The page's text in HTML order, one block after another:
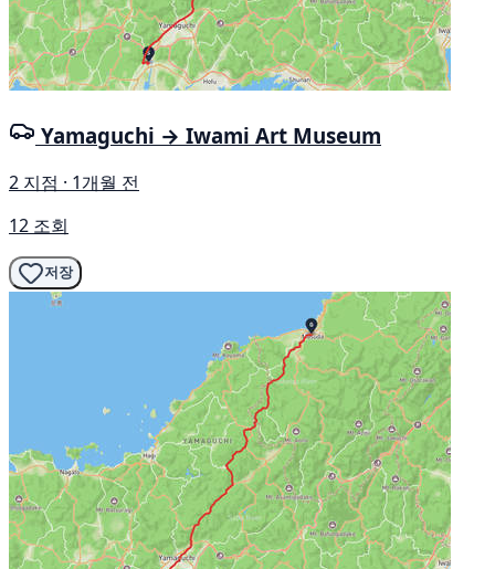
Yamaguchi → Iwami Art Museum
2 지점 · 1개월 전
12 조회
저장